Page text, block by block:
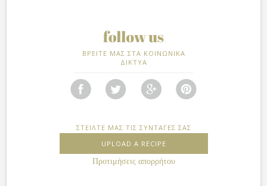
ΒΡΕΙΤΕ ΜΑΣ ΣΤΑ ΚΟΙΝΩΝΙΚΑ
ΔΙΚΤΥΑ
ΣΤΕΙΛΤΕ ΜΑΣ ΤΙΣ ΣΥΝΤΑΓΕΣ ΣΑΣ
UPLOAD A RECIPE
Προτιμήσεις απορρήτου